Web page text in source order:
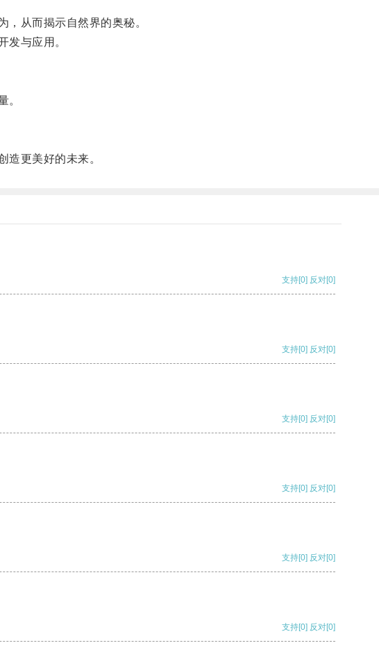
从而揭示自然界的奥秘。
与应用。
。
更美好的未来。
支持[0] 反对[0]
支持[0] 反对[0]
支持[0] 反对[0]
支持[0] 反对[0]
支持[0] 反对[0]
支持[0] 反对[0]